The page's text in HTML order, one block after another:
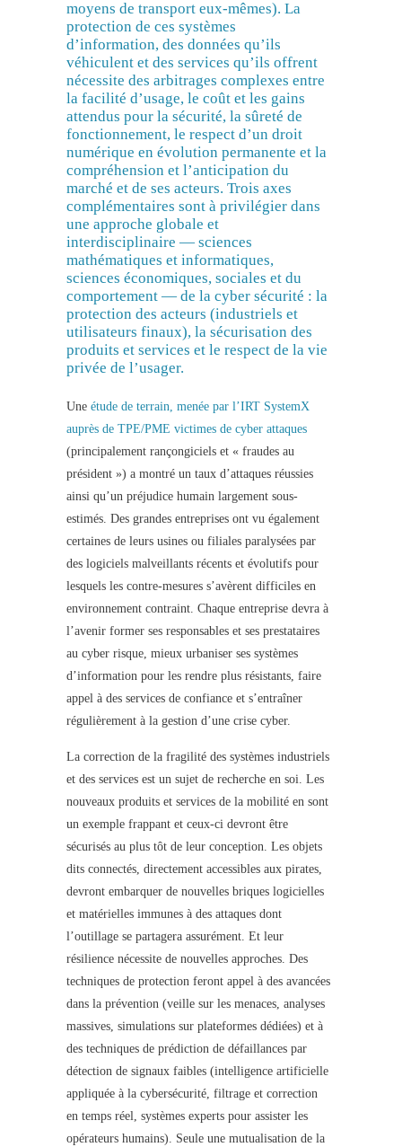
moyens de transport eux-mêmes). La
protection de ces systèmes
d’information, des données qu’ils
véhiculent et des services qu’ils offrent
nécessite des arbitrages complexes entre
la facilité d’usage, le coût et les gains
attendus pour la sécurité, la sûreté de
fonctionnement, le respect d’un droit
numérique en évolution permanente et la
compréhension et l’anticipation du
marché et de ses acteurs. Trois axes
complémentaires sont à privilégier dans
une approche globale et
interdisciplinaire — sciences
mathématiques et informatiques,
sciences économiques, sociales et du
comportement — de la cyber sécurité : la
protection des acteurs (industriels et
utilisateurs finaux), la sécurisation des
produits et services et le respect de la vie
privée de l’usager.
Une étude de terrain, menée par l’IRT SystemX
auprès de TPE/PME victimes de cyber attaques
(principalement rançongiciels et « fraudes au
président ») a montré un taux d’attaques réussies
ainsi qu’un préjudice humain largement sous-
estimés. Des grandes entreprises ont vu également
certaines de leurs usines ou filiales paralysées par
des logiciels malveillants récents et évolutifs pour
lesquels les contre-mesures s’avèrent difficiles en
environnement contraint. Chaque entreprise devra à
l’avenir former ses responsables et ses prestataires
au cyber risque, mieux urbaniser ses systèmes
d’information pour les rendre plus résistants, faire
appel à des services de confiance et s’entraîner
régulièrement à la gestion d’une crise cyber.
La correction de la fragilité des systèmes industriels
et des services est un sujet de recherche en soi. Les
nouveaux produits et services de la mobilité en sont
un exemple frappant et ceux-ci devront être
sécurisés au plus tôt de leur conception. Les objets
dits connectés, directement accessibles aux pirates,
devront embarquer de nouvelles briques logicielles
et matérielles immunes à des attaques dont
l’outillage se partagera assurément. Et leur
résilience nécessite de nouvelles approches. Des
techniques de protection feront appel à des avancées
dans la prévention (veille sur les menaces, analyses
massives, simulations sur plateformes dédiées) et à
des techniques de prédiction de défaillances par
détection de signaux faibles (intelligence artificielle
appliquée à la cybersécurité, filtrage et correction
en temps réel, systèmes experts pour assister les
opérateurs humains). Seule une mutualisation de la